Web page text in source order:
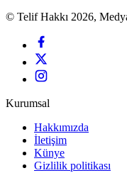
© Telif Hakkı 2026,
Kurumsal
Hakkımızda
İletişim
Künye
Gizlilik politikası